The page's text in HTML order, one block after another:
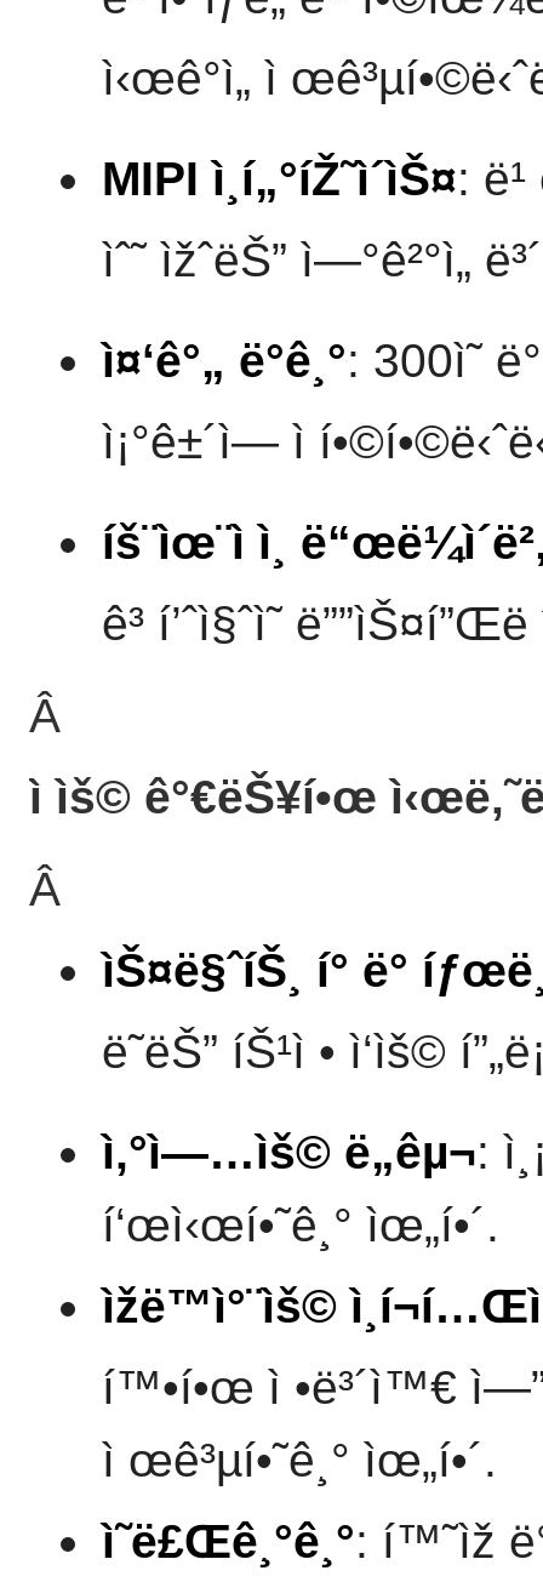
ì‹œê°ì„ ì
MIPI ì¸í„°íŽ˜ì´ìŠ¤: ë¹
ìˆ˜ ìžˆëŠ” ì—°ê²°ì„
ì¤‘ê°„ ë°ê¸°: 300ì˜
ì¡°ê±´ì— ì
íš¨ìœ¨ì ì¸
ê³ í’ˆì§ˆì˜
Â
ì ìš© ê°€ëŠ¥í•œ
Â
ìŠ¤ë§ˆíŠ¸ í° ë°
ë˜ëŠ” íŠ¹ì • ì‘ìš©
ì‚°ì—…ìš© ë„êµ¬:
í‘œì‹œí•˜ê¸° ìœ„í•´.
ìžë™ì°¨ìš©
í™•í•œ ì •ë³´ì™€
ì œê³µí•˜ê¸° ìœ„í•´.
ì˜ë£Œê¸°ê¸°: í™˜ìž